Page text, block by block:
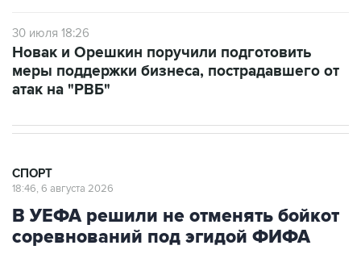
30 июля 18:26
Новак и Орешкин поручили подготовить
меры поддержки бизнеса, пострадавшего от
атак на "РВБ"
СПОРТ
18:46, 6 августа 2026
В УЕФА решили не отменять бойкот
соревнований под эгидой ФИФА